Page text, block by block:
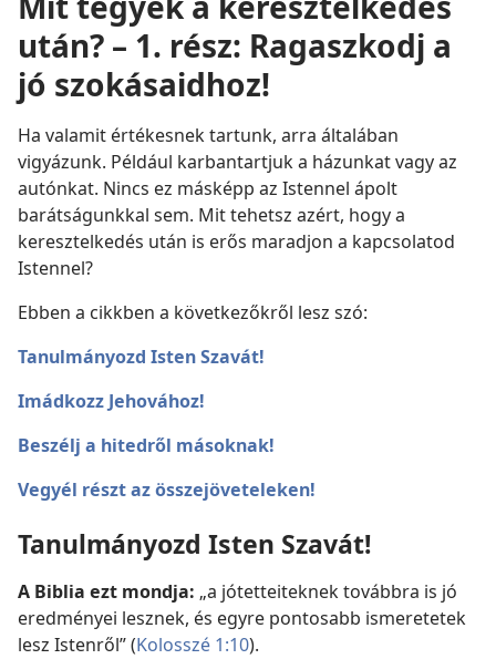
után? – 1. rész: Ragaszkodj a
jó szokásaidhoz!
Ha valamit értékesnek tartunk, arra általában
vigyázunk. Például karbantartjuk a házunkat vagy az
autónkat. Nincs ez másképp az Istennel ápolt
barátságunkkal sem. Mit tehetsz azért, hogy a
keresztelkedés után is erős maradjon a kapcsolatod
Istennel?
Ebben a cikkben a következőkről lesz szó:
Tanulmányozd Isten Szavát!
Imádkozz Jehovához!
Beszélj a hitedről másoknak!
Vegyél részt az összejöveteleken!
Tanulmányozd Isten Szavát!
A Biblia ezt mondja: „a jótetteiteknek továbbra is jó
eredményei lesznek, és egyre pontosabb ismeretetek
lesz Istenről” (Kolosszé 1:10).